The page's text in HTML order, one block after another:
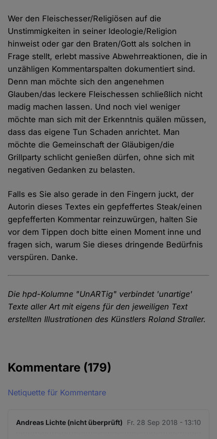
Wer den Fleischesser/Religiösen auf die
Unstimmigkeiten in seiner Ideologie/Religion
hinweist oder gar den Braten/Gott als solchen in
Frage stellt, erlebt massive Abwehrreaktionen, die in
unzähligen Kommentarspalten dokumentiert sind.
Denn man möchte sich den angenehmen
Glauben/das leckere Fleischessen schließlich nicht
madig machen lassen. Und noch viel weniger
möchte man sich mit der Erkenntnis quälen müssen,
dass das eigene Tun Schaden anrichtet. Man
möchte die Gemeinschaft der Gläubigen/die
Grillparty schlicht genießen dürfen, ohne sich mit
negativen Gedanken zu belasten.
Falls es Sie also gerade in den Fingern juckt, der
Autorin dieses Textes ein gepfeffertes Steak/einen
gepfefferten Kommentar reinzuwürgen, halten Sie
vor dem Tippen doch bitte einen Moment inne und
fragen sich, warum Sie dieses dringende Bedürfnis
verspüren. Danke.
Die hpd-Kolumne "UnARTig" verbindet 'unartige'
Texte aller Art mit eigens für den jeweiligen Text
erstellten Illustrationen des Künstlers Roland Straller.
Kommentare (179)
Netiquette für Kommentare
Andreas Lichte (nicht überprüft) Fr. 28 Sep 2018 - 13:10